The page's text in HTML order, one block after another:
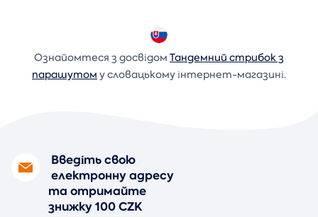
Ознайомтеся з досвідом Тандемний стрибок з
парашутом у словацькому інтернет-магазині.
Введіть свою
електронну адресу
та отримайте
знижку 100 CZK